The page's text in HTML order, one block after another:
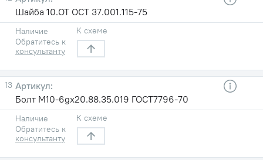
Шайба 10.ОТ ОСТ 37.001.115-75
Наличие
Обратитесь к
консультанту
К схеме
13
Болт М10-6gх20.88.35.019 ГОСТ7796-70
Наличие
Обратитесь к
консультанту
К схеме